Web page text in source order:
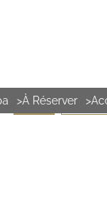
À Réserver
LE SPA LE